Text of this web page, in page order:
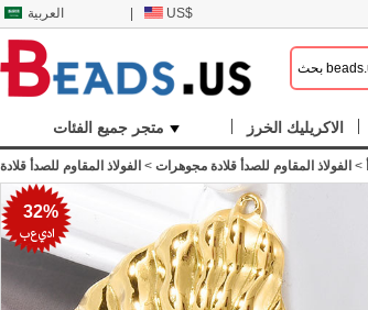
العربية US$
متجر جميع الفئات الاكريليك الخرز
> الفولاذ المقاوم للصدأ قلادة مجوهرات > الفولاذ المقاوم للصدأ قلادة
32%